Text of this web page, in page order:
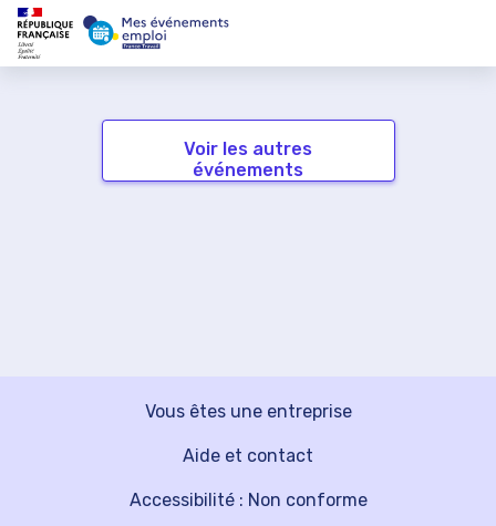
Voir les autres
événements
Vous êtes une entreprise
Aide et contact
Accessibilité : Non conforme